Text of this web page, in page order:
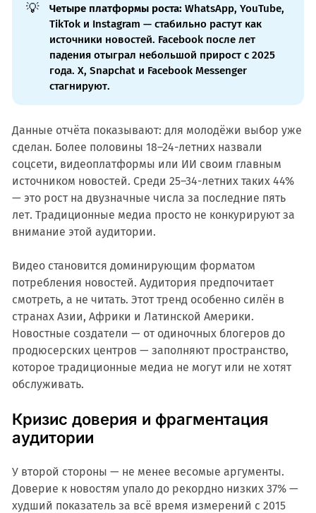
💡 Четыре платформы роста: WhatsApp, YouTube,
TikTok и Instagram — стабильно растут как
источники новостей. Facebook после лет
падения отыграл небольшой прирост с 2025
года. X, Snapchat и Facebook Messenger
стагнируют.
Данные отчёта показывают: для молодёжи выбор уже
сделан. Более половины 18–24-летних назвали
соцсети, видеоплатформы или ИИ своим главным
источником новостей. Среди 25–34-летних таких 44%
— это рост на двузначные числа за последние пять
лет. Традиционные медиа просто не конкурируют за
внимание этой аудитории.
Видео становится доминирующим форматом
потребления новостей. Аудитория предпочитает
смотреть, а не читать. Этот тренд особенно силён в
странах Азии, Африки и Латинской Америки.
Новостные создатели — от одиночных блогеров до
продюсерских центров — заполняют пространство,
которое традиционные медиа не могут или не хотят
обслуживать.
Кризис доверия и фрагментация
аудитории
У второй стороны — не менее весомые аргументы.
Доверие к новостям упало до рекордно низких 37% —
худший показатель за всё время измерений с 2015